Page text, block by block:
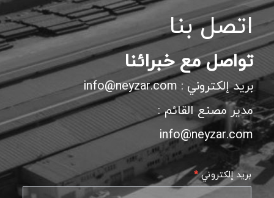
اتصل بنا
تواصل مع خبرائنا
بريد إلكتروني : info@neyzar.com
مدير مصنع القائم :
info@neyzar.com
Contact
Us-
بريد إلكتروني*